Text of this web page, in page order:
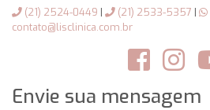
(21) 2524-0449 | (21) 2533-5357 |
contato@lisclinica.com.br
Envie sua mensagem